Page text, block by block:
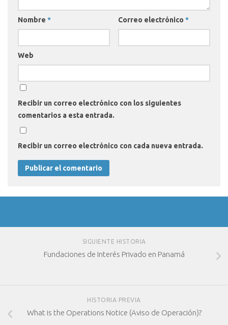
Nombre * Correo electrónico *
Web
Recibir un correo electrónico con los siguientes
comentarios a esta entrada.
Recibir un correo electrónico con cada nueva entrada.
SIGUIENTE HISTORIA
Fundaciones de Interés Privado en Panamá
HISTORIA PREVIA
What is the Operations Notice (Aviso de Operación)?